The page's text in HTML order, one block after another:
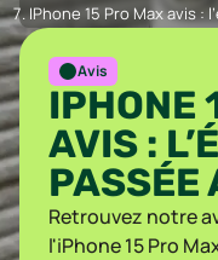
IPhone 15 Pro Max avis :
Avis
IPHONE
AVIS :
PASSÉE
Retrouvez notre
l'iPhone 15 Pro